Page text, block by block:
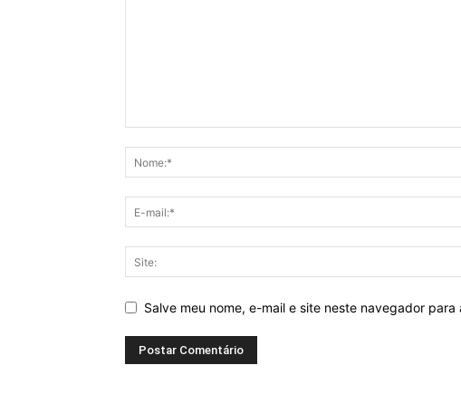
Salve meu nome, e-mail e site neste navegador